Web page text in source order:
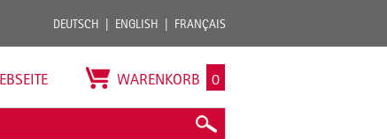
DEUTSCH ENGLISH FRANÇAIS
WARENKORB 0